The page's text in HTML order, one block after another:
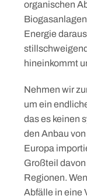
organischen
Energie
hineinkommt
Nehmen wir
um ein
das es keinen
den Anbau
Europa
Großteil
Regionen.
Abfälle in eine